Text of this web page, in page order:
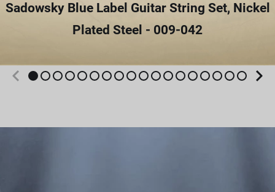
Sadowsky Blue Label Guitar String Set, Nickel
Plated Steel - 009-042